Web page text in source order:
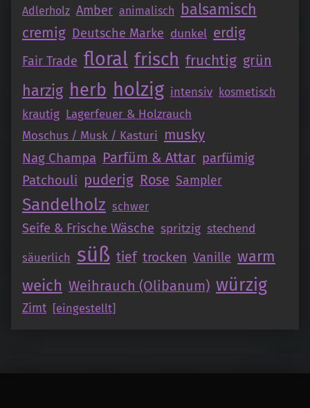
Adlerholz Amber animalisch balsamisch
cremig Deutsche Marke dunkel erdig
Fair Trade floral frisch fruchtig grün
harzig herb holzig intensiv kosmetisch
krautig Lagerfeuer & Holzrauch
Moschus / Musk / Kasturi musky
Nag Champa Parfüm & Attar parfümig
Patchouli puderig Rose Sampler
Sandelholz schwer
Seife & Frische Wäsche spritzig stechend
säuerlich süß tief trocken Vanille warm
weich Weihrauch (Olibanum) würzig
Zimt [eingestellt]